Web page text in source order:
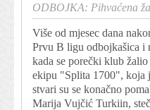
ODBOJKA: Pihvaćena
Više od mjesec dana
Prvu B ligu odbojkašica i
kada se porečki klub
ekipu "Splita 1700", koja
stvari su se konačno
Marija Vujčić Turkiin,